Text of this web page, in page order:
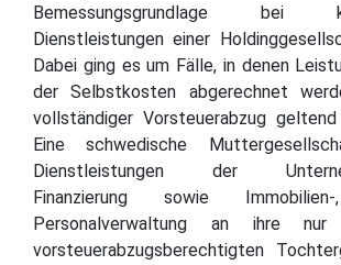
Bemessungsgrundlage bei
Dienstleistungen einer
Dabei ging es um Fälle, in denen
der Selbstkosten abgerechnet
vollständiger Vorsteuerabzug
Eine schwedische
Dienstleistungen der
Finanzierung sowie
Personalverwaltung an ihre nur
vorsteuerabzugsberechtigten